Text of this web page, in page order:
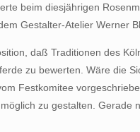
beim diesjährigen
Gestalter-Atelier Werner
daß Traditionen des
zu bewerten. Wäre die
Festkomitee
zu gestalten.